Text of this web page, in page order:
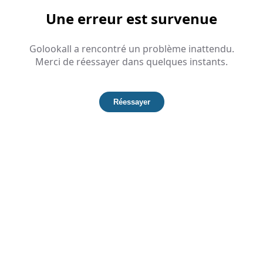
Une erreur est survenue
Golookall a rencontré un problème inattendu.
Merci de réessayer dans quelques instants.
Réessayer